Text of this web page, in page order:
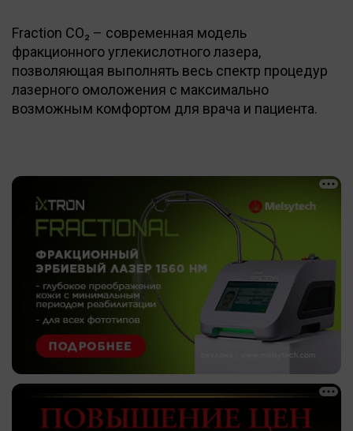
Fraction CO₂ – современная модель
фракционного углекислотного лазера,
позволяющая выполнять весь спектр процедур
лазерного омоложения с максимально
возможным комфортом для врача и пациента.